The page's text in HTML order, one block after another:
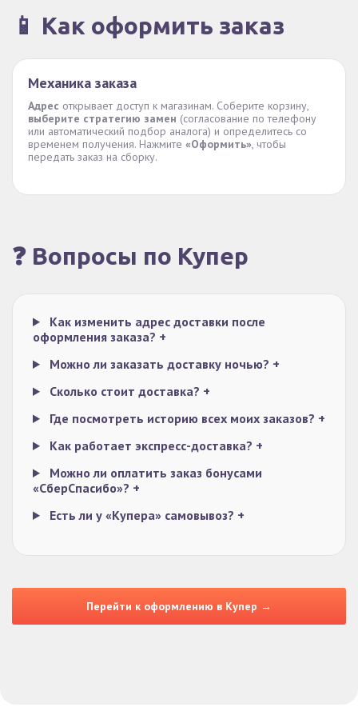
📱 Как оформить заказ
Механика заказа
Адрес открывает доступ к магазинам. Соберите корзину,
выберите стратегию замен (согласование по телефону
или автоматический подбор аналога) и определитесь со
временем получения. Нажмите «Оформить», чтобы
передать заказ на сборку.
❓ Вопросы по Купер
Как изменить адрес доставки после
оформления заказа? +
Можно ли заказать доставку ночью? +
Сколько стоит доставка? +
Где посмотреть историю всех моих заказов? +
Как работает экспресс-доставка? +
Можно ли оплатить заказ бонусами
«СберСпасибо»? +
Есть ли у «Купера» самовывоз? +
Перейти к оформлению в Купер →